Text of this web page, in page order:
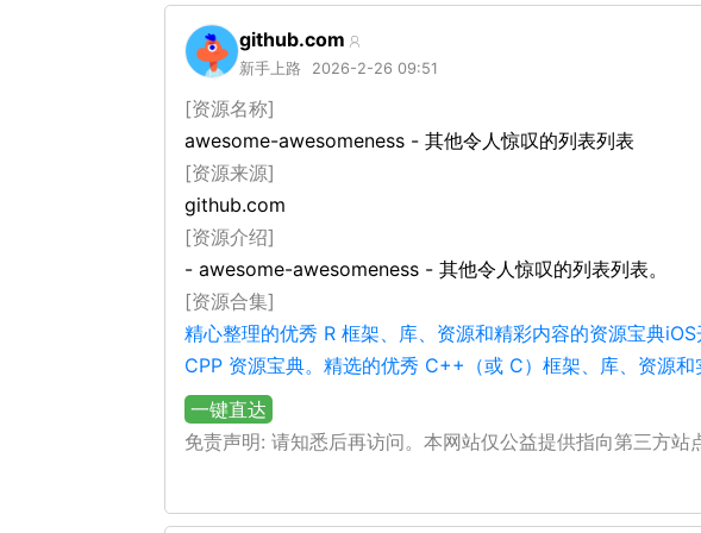
github.com
新手上路 2026-2-26 09:51
[资源名称]
awesome-awesomeness - 其他令人惊叹的列表列表
[资源来源]
github.com
[资源介绍]
- awesome-awesomeness - 其他令人惊叹的列表列表。
[资源合集]
精心整理的优秀 R 框架、库、资源和精彩内容的资源宝典
CPP 资源宝典。精选的优秀 C++（或 C）框架、库、资源和
一键直达
免责声明: 请知悉后再访问。本网站仅公益提供指向第三方